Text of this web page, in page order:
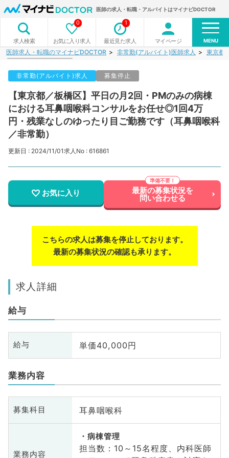
医師の求人・転職・アルバイトはマイナビDOCTOR
求人検索 お気に入り求人
0
最近見た求人
1
マイページ MENU
医師求人・転職のマイナビDOCTOR 非常勤(アルバイト)医師求人 東京都
非常勤(アルバイト)求人 募集停止
【東京都／板橋区】平日の月2回・PMのみの病棟
における耳鼻咽喉科コンサルをお任せ◎1回4万
円・残業なしのゆったり目ご勤務です（耳鼻咽喉科
／非常勤）
更新日 : 2024/11/01求人No : 616861
お気に入り 最新の募集状況を
問い合わせる
こちらの求人は募集を停止しております。
最新の募集状況の確認も承ります。
求人詳細
給与
給与 単価40,000円
業務内容
募集科目 耳鼻咽喉科
業務内容
病棟管理
担当数：10～15名程度、内科医師